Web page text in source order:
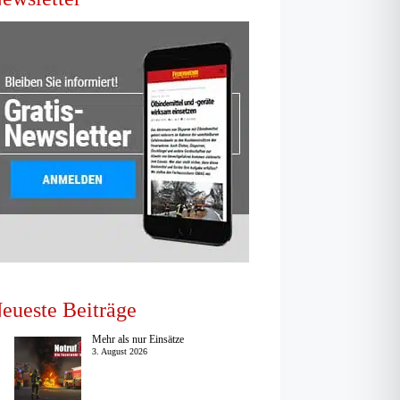
Beiträge
Mehr als nur Einsätze
3. August 2026